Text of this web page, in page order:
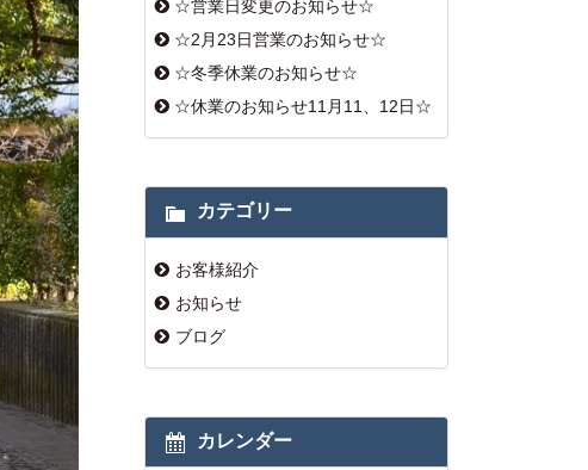
☆営業日変更のお知らせ☆
☆2月23日営業のお知らせ☆
☆冬季休業のお知らせ☆
☆休業のお知らせ11月11、12日☆
カテゴリー
お客様紹介
お知らせ
ブログ
カレンダー